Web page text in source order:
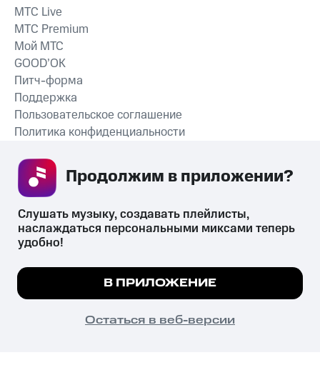
СКАЧАТЬ ПРИЛОЖЕНИЕ
MTС Live
MTС Premium
Мой МТС
GOOD’OK
Питч-форма
Поддержка
Пользовательское соглашение
Политика конфиденциальности
психотропных веществ, их аналогов причиняет вред здоровью,
их незаконный оборот запрещён и влечёт установленную
законодательством ответственность.
© 2026 ООО «КИОН».
Все права защищены
Мы используем куки, чтобы на сайте все
Подробнее
ПОНЯТНО
Слушать музыку, создавать плейлисты,
наслаждаться персональными миксами теперь
удобно!
В ПРИЛОЖЕНИЕ
Остаться в веб-версии